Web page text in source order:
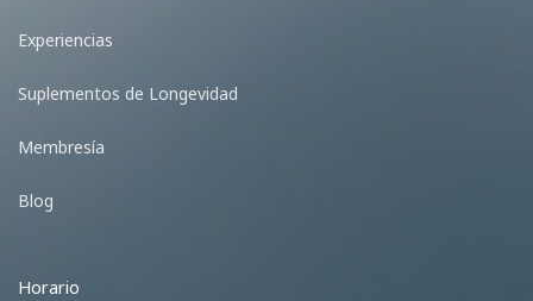
Experiencias
Suplementos de Longevidad
Membresía
Blog
Horario